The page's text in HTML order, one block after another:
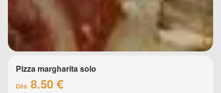
Pizza margharita solo
Dès 8.50 €